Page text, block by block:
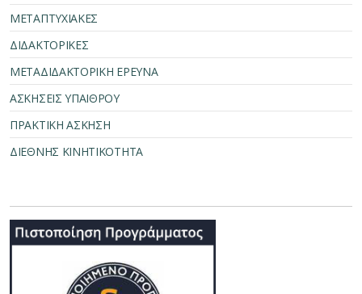
ΜΕΤΑΠΤΥΧΙΑΚΕΣ
ΔΙΔΑΚΤΟΡΙΚΕΣ
ΜΕΤΑΔΙΔΑΚΤΟΡΙΚΗ ΕΡΕΥΝΑ
ΑΣΚΗΣΕΙΣ ΥΠΑΙΘΡΟΥ
ΠΡΑΚΤΙΚΗ ΑΣΚΗΣΗ
ΔΙΕΘΝΗΣ ΚΙΝΗΤΙΚΟΤΗΤΑ